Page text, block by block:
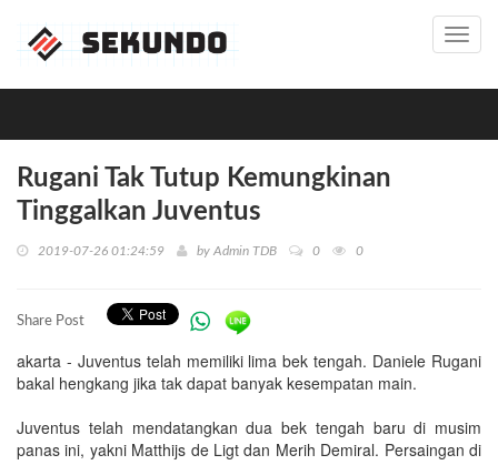
Rugani Tak Tutup Kemungkinan
Tinggalkan Juventus
2019-07-26 01:24:59 by Admin TDB 0 0
Share Post
akarta - Juventus telah memiliki lima bek tengah. Daniele Rugani
bakal hengkang jika tak dapat banyak kesempatan main.
Juventus telah mendatangkan dua bek tengah baru di musim
panas ini, yakni Matthijs de Ligt dan Merih Demiral. Persaingan di